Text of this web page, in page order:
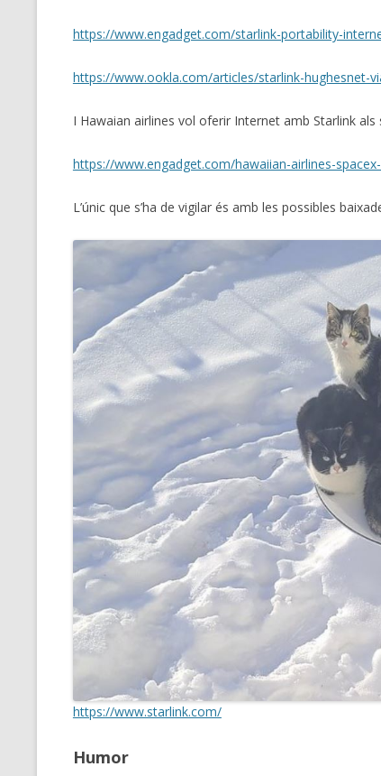
https://www.engadget.com/starlink-portability-
https://www.ookla.com/articles/starlink-hughesnet-
I Hawaian airlines vol oferir Internet amb Starlink als
https://www.engadget.com/hawaiian-airlines-
L’únic que s’ha de vigilar és amb les possibles
https://www.starlink.com/
Humor